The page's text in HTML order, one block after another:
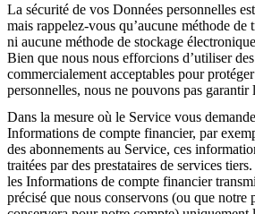
La sécurité de vos Données personnelles
mais rappelez-vous qu’aucune méthode de
ni aucune méthode de stockage
Bien que nous nous efforcions d’utiliser
commercialement acceptables pour
personnelles, nous ne pouvons pas garantir
Dans la mesure où le Service vous
Informations de compte financier, par
des abonnements au Service, ces
traitées par des prestataires de services
les Informations de compte financier
précisé que nous conservons (ou que notre